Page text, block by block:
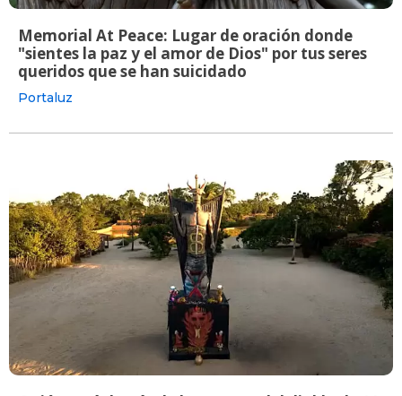
Memorial At Peace: Lugar de oración donde
"sientes la paz y el amor de Dios" por tus seres
queridos que se han suicidado
Portaluz